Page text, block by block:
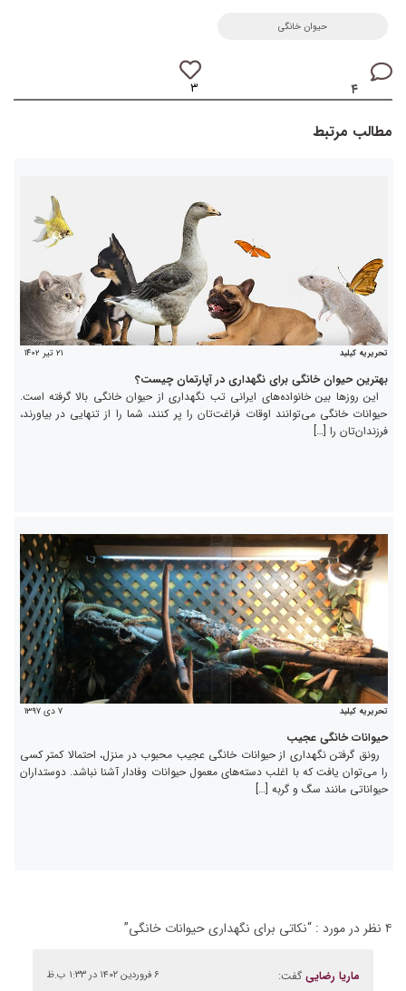
حیوان خانگی
۴ ۳
مطالب مرتبط
تحریریه کیلید ۲۱ تیر ۱۴۰۲
بهترین حیوان خانگی برای نگهداری در آپارتمان چیست؟
این روزها بین خانواده‌های ایرانی تب نگهداری از حیوان خانگی بالا گرفته است.
حیوانات خانگی می‌توانند اوقات فراغت‌تان را پر کنند، شما را از تنهایی در بیاورند،
فرزندان‌تان را […]
تحریریه کیلید ۷ دی ۱۳۹۷
حیوانات خانگی عجیب
رونق گرفتن نگهداری از حیوانات خانگی عجیب محبوب در منزل، احتمالا کمتر کسی
را می‌توان یافت که با اغلب دسته‌های معمول حیوانات وفادار آشنا نباشد. دوستداران
حیواناتی مانند سگ و گربه […]
۴ نظر در مورد : “ نکاتی برای نگهداری حیوانات خانگی”
ماریا رضایی گفت: ۶ فروردین ۱۴۰۲ در ۱:۳۳ ب.ظ